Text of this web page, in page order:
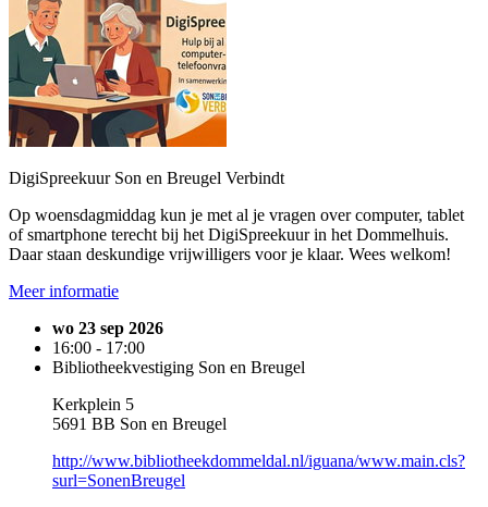
DigiSpreekuur Son en Breugel Verbindt
Op woensdagmiddag kun je met al je vragen over computer, tablet
of smartphone terecht bij het DigiSpreekuur in het Dommelhuis.
Daar staan deskundige vrijwilligers voor je klaar. Wees welkom!
Meer informatie
wo 23 sep 2026
16:00 - 17:00
Bibliotheekvestiging Son en Breugel
Kerkplein 5
5691 BB Son en Breugel
http://www.bibliotheekdommeldal.nl/iguana/www.main.cls?
surl=SonenBreugel